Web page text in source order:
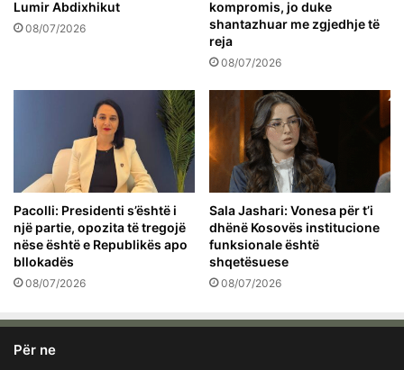
Lumir Abdixhikut
08/07/2026
kompromis, jo duke
shantazhuar me zgjedhje të
reja
08/07/2026
Pacolli: Presidenti s’është i
një partie, opozita të tregojë
nëse është e Republikës apo
bllokadës
08/07/2026
Sala Jashari: Vonesa për t’i
dhënë Kosovës institucione
funksionale është
shqetësuese
08/07/2026
Për ne